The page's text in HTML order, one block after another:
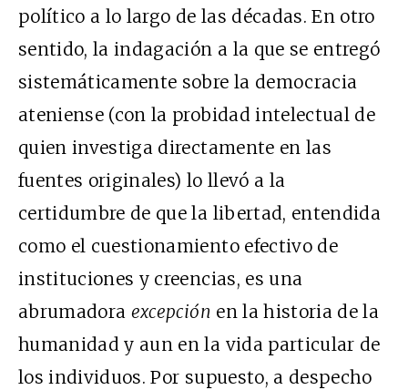
político a lo largo de las décadas. En otro
sentido, la indagación a la que se entregó
sistemáticamente sobre la democracia
ateniense (con la probidad intelectual de
quien investiga directamente en las
fuentes originales) lo llevó a la
certidumbre de que la libertad, entendida
como el cuestionamiento efectivo de
instituciones y creencias, es una
abrumadora excepción en la historia de la
humanidad y aun en la vida particular de
los individuos. Por supuesto, a despecho